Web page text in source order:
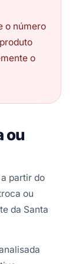
o número
o
ou
partir do
ou
da Santa